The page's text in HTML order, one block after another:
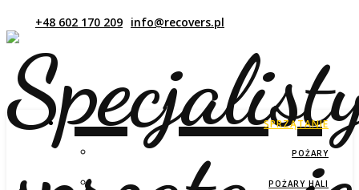
SPRZĄTANIE
POŻARY
POŻARY HALI